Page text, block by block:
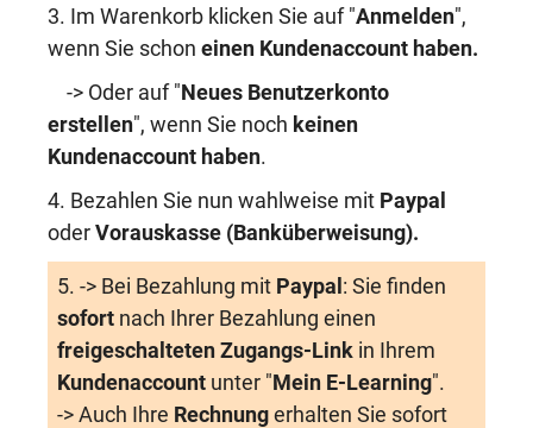
3. Im Warenkorb klicken Sie auf "Anmelden",
wenn Sie schon einen Kundenaccount haben.
-> Oder auf " Neues Benutzerkonto
erstellen", wenn Sie noch keinen
Kundenaccount haben.
4. Bezahlen Sie nun wahlweise mit Paypal
oder Vorauskasse (Banküberweisung).
5. -> Bei Bezahlung mit Paypal : Sie finden
sofort nach Ihrer Bezahlung einen
freigeschalteten Zugangs-Link in Ihrem
Kundenaccount unter " Mein E-Learning".
-> Auch Ihre Rechnung erhalten Sie sofort